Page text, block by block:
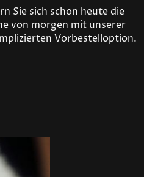
Sie sich schon heute die
von morgen mit unserer
Vorbestelloption.